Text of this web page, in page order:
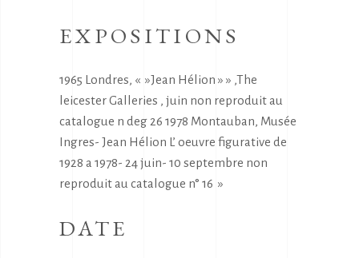
EXPOSITIONS
1965 Londres, « »Jean Hélion » » ,The
leicester Galleries , juin non reproduit au
catalogue n deg 26 1978 Montauban, Musée
Ingres- Jean Hélion L’ oeuvre figurative de
1928 a 1978- 24 juin- 10 septembre non
reproduit au catalogue n° 16 »
DATE